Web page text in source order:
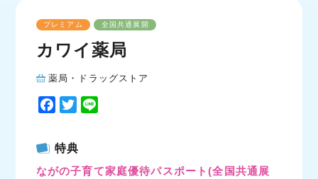
プレミアム 全国共通展開
カワイ薬局
薬局・ドラッグストア
F
e
b
T
t
t
特典
ながの子育て家庭優待パスポート(全国共通展